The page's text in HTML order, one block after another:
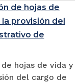
de hojas de
provisión del
de
hojas de vida y
del cargo de